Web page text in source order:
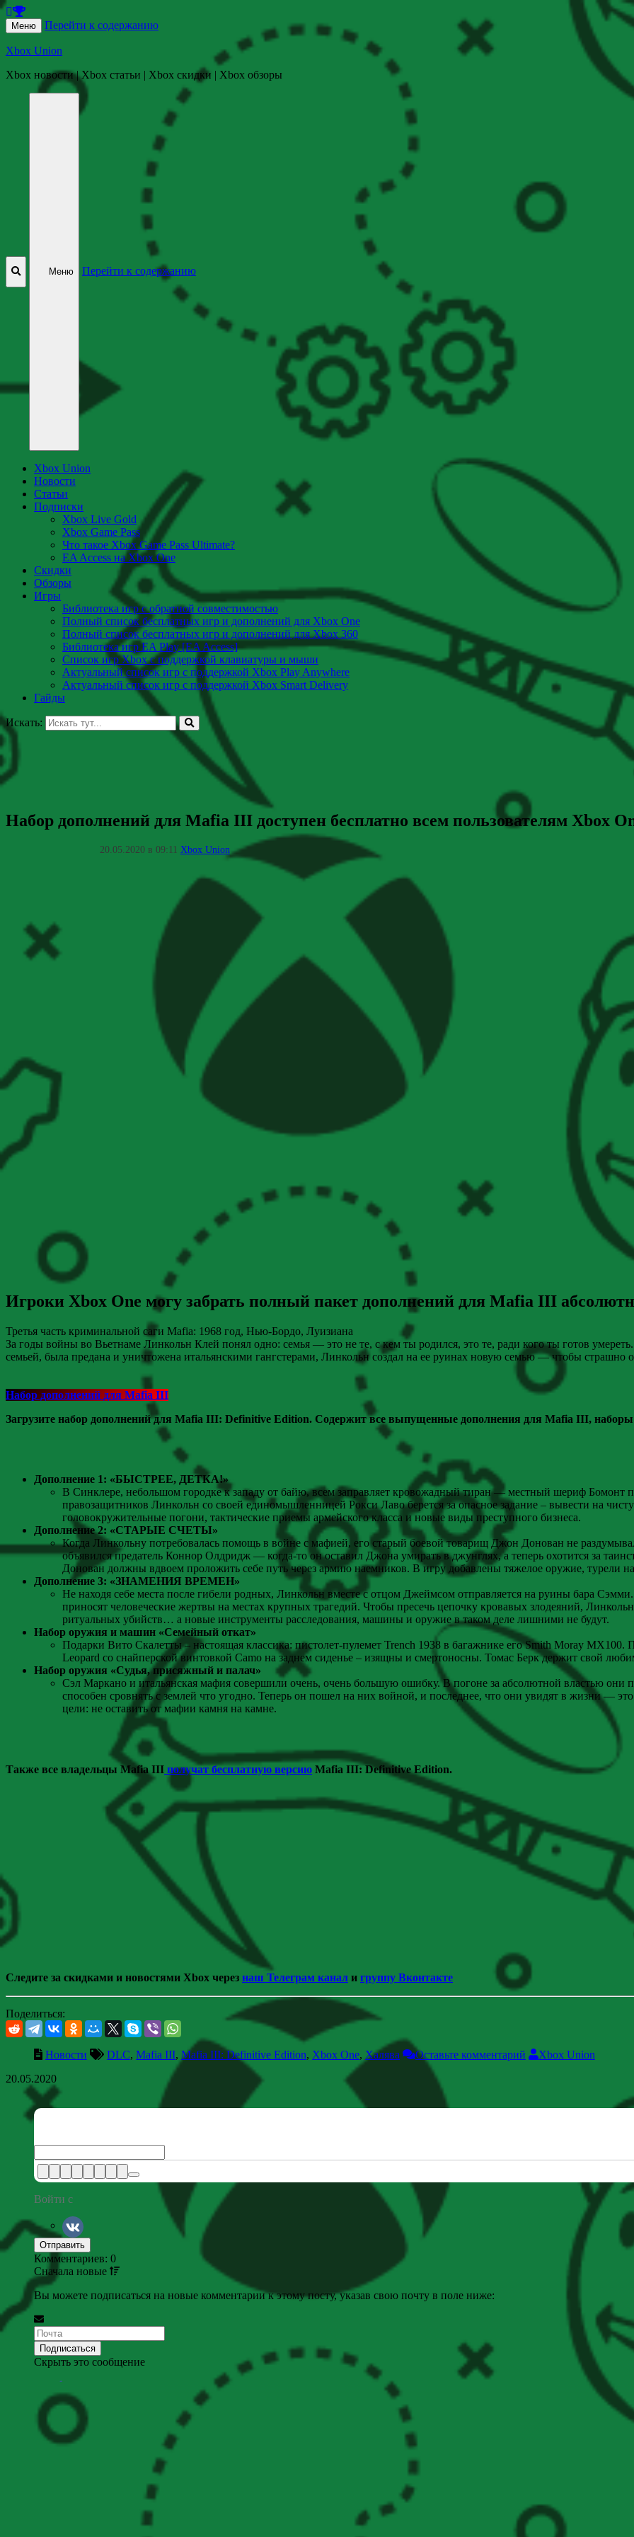
Меню Перейти к содержанию
Xbox Union
Xbox новости | Xbox статьи | Xbox скидки | Xbox обзоры
Меню Перейти к содержанию
Xbox Union
Новости
Статьи
Подписки
Xbox Live Gold
Xbox Game Pass
Что такое Xbox Game Pass Ultimate?
EA Access на Xbox One
Скидки
Обзоры
Игры
Библиотека игр с обратной совместимостью
Полный список бесплатных игр и дополнений для Xbox One
Полный список бесплатных игр и дополнений для Xbox 360
Библиотека игр EA Play [EA Access]
Список игр Xbox c поддержкой клавиатуры и мыши
Актуальный список игр с поддержкой Xbox Play Anywhere
Актуальный список игр с поддержкой Xbox Smart Delivery
Гайды
Искать:
Набор дополнений для Mafia III доступен бесплатно всем пользователям Xbox
20.05.2020 в 09:11 Xbox Union
Игроки Xbox One могу забрать полный пакет дополнений для Mafia III
Третья часть криминальной саги Mafia: 1968 год, Нью-Бордо, Луизиана
За годы войны во Вьетнаме Линкольн Клей понял одно: семья — это не те, с кем ты родился, это те, ради кого ты готов
семьей, была предана и уничтожена итальянскими гангстерами, Линкольн создал на ее руинах новую семью — чтобы страшно
Набор дополнений для Mafia III
Загрузите набор дополнений для Mafia III: Definitive Edition. Содержит все выпущенные дополнения для Mafia III,
Дополнение 1: «БЫСТРЕЕ, ДЕТКА!»
В Синклере, небольшом городке к западу от байю, всем заправляет кровожадный тиран — местный шериф Бомонт
правозащитников Линкольн со своей единомышленницей Рокси Лаво берется за опасное задание – вывести на
головокружительные погони, тактические приемы армейского класса и новые виды преступного бизнеса.
Дополнение 2: «СТАРЫЕ СЧЕТЫ»
Когда Линкольну потребовалась помощь в войне с мафией, его старый боевой товарищ Джон Донован не
объявился предатель Коннор Олдридж — когда-то он оставил Джона умирать в джунглях, а теперь охотится за
Донован должны вдвоем проложить себе путь через армию наемников. В игру добавлены тяжелое оружие, турели
Дополнение 3: «ЗНАМЕНИЯ ВРЕМЕН»
Не находя себе места после гибели родных, Линкольн вместе с отцом Джеймсом отправляется на руины бара
приносят человеческие жертвы на местах крупных трагедий. Чтобы пресечь цепочку кровавых злодеяний,
ритуальных убийств… а новые инструменты расследования, машины и оружие в таком деле лишними не будут.
Набор оружия и машин «Семейный откат»
Подарки Вито Скалетты – настоящая классика: пистолет-пулемет Trench 1938 в багажнике его Smith Moray
Leopard со снайперской винтовкой Camo на заднем сиденье – изящны и смертоносны. Томас Берк держит свой
Набор оружия «Судья, присяжный и палач»
Сэл Маркано и итальянская мафия совершили очень, очень большую ошибку. В погоне за абсолютной властью
способен сровнять с землей что угодно. Теперь он пошел на них войной, и последнее, что они увидят в жизни —
цели: не оставить от мафии камня на камне.
Также все владельцы Mafia III получат бесплатную версию Mafia III: Definitive Edition.
Следите за скидками и новостями Xbox через наш Телеграм канал и группу Вконтакте
Поделиться:
Новости DLC, Mafia III, Mafia III: Definitive Edition, Xbox One, Халява Оставьте комментарий
Xbox Union
20.05.2020
Войти с
Комментариев: 0
Сначала новые
Вы можете подписаться на новые комментарии к этому посту, указав свою почту в поле ниже:
Скрыть это сообщение